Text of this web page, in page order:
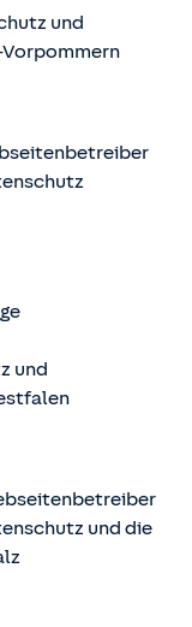
und
und
und die